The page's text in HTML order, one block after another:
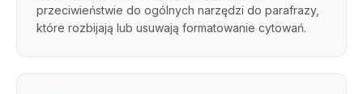
przeciwieństwie do ogólnych narzędzi do parafrazy,
które rozbijają lub usuwają formatowanie cytowań.